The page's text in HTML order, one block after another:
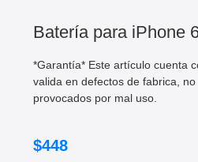
Batería para iPhone
*Garantía* Este artículo cuenta
valida en defectos de fabrica,
provocados por mal uso.
$448